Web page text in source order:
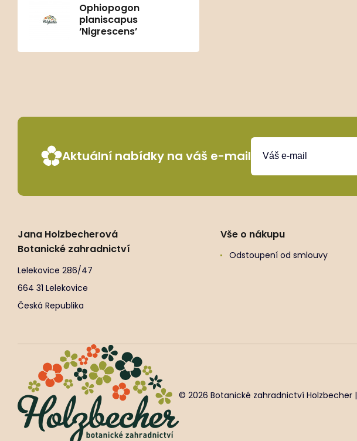
Ophiopogon
planiscapus
‘Nigrescens’
Aktuální nabídky na váš e-mail
Jana Holzbecherová
Botanické zahradnictví
Lelekovice 286/47
664 31 Lelekovice
Česká Republika
Vše o nákupu
Odstoupení od smlouvy
© 2026 Botanické zahradnictví Holzbecher |